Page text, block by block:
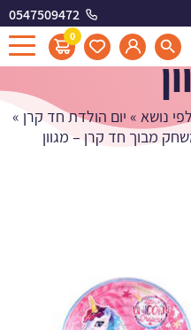
0547509472
0
חד קרן -
נושא » יום הולדת חד קרן »
מבוך חד קרן – מגוון